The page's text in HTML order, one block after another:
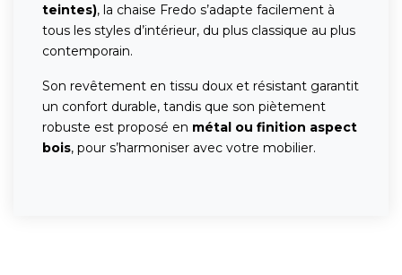
teintes), la chaise Fredo s’adapte facilement à
tous les styles d’intérieur, du plus classique au plus
contemporain.
Son revêtement en tissu doux et résistant garantit
un confort durable, tandis que son piètement
robuste est proposé en métal ou finition aspect
bois, pour s’harmoniser avec votre mobilier.